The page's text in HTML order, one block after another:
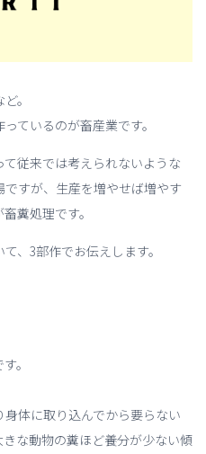
。
ているのが畜産業です。
従来では考えられないような
すが、生産を増やせば増やす
糞処理です。
、3部作でお伝えします。
。
体に取り込んでから要らない
な動物の糞ほど養分が少ない傾